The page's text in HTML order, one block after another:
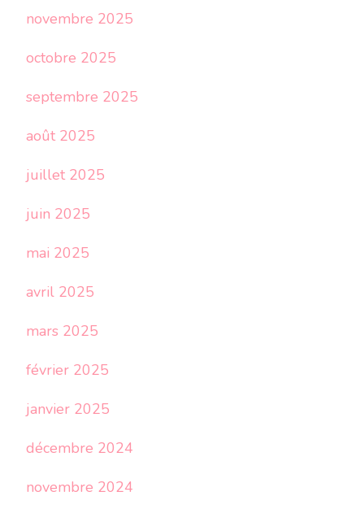
novembre 2025
octobre 2025
septembre 2025
août 2025
juillet 2025
juin 2025
mai 2025
avril 2025
mars 2025
février 2025
janvier 2025
décembre 2024
novembre 2024